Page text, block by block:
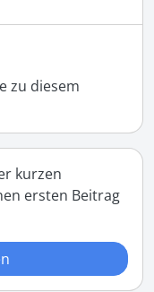
zu diesem
kurzen
ersten Beitrag